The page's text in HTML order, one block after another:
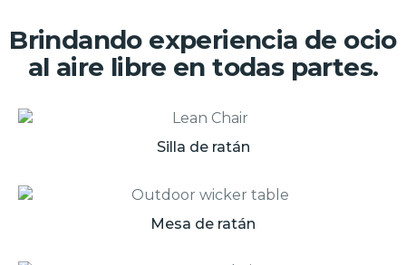
Brindando experiencia de ocio
al aire libre en todas partes.
Silla de ratán
Mesa de ratán